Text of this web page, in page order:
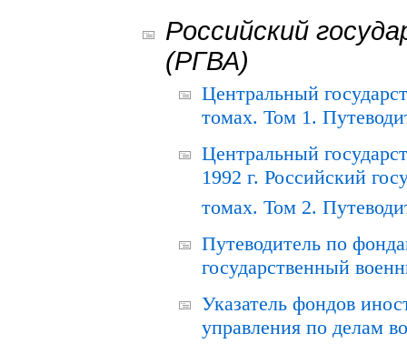
Российский
(РГВА)
Центральный
томах. Том 1.
Центральный
1992 г. Российский
томах. Том 2.
Путеводитель по
государственный
Указатель фондов
управления по делам